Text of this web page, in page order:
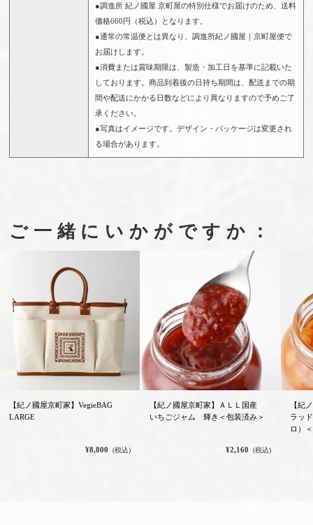
●調進所 紀ノ國屋 京町屋の特別仕様でお届けのため、送料
価格660円（税込）となります。
●通常の常温便とは異なり、調進所紀ノ國屋｜京町屋便で
お届けします。
●消費または賞味期限は、製造・加工日を基準に記載いた
しております。商品到着後の日持ち期間は、配送までの期
間や配送にかかる日数などにより異なりますので予めご了
承ください。
●写真はイメージです。デザイン・パッケージは変更され
る場合があります。
ご一緒にいかがですか：
【紀ノ國屋京町家】VegieBAG
LARGE
¥8,800 (税込)
【紀ノ國屋京町家】ＡＬＬ国産
いちごジャム 輝き＜包装済み＞
¥2,160 (税込)
【紀
ラッ
ロ）